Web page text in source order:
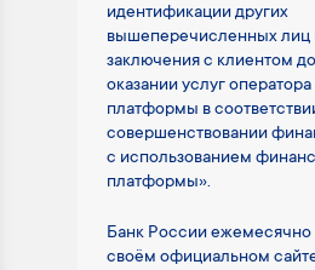
идентификации других
вышеперечисленных лиц
заключения с клиентом
оказании услуг
платформы в
совершенствовании
с использованием
платформы».
Банк России ежемесячно
своём официальном